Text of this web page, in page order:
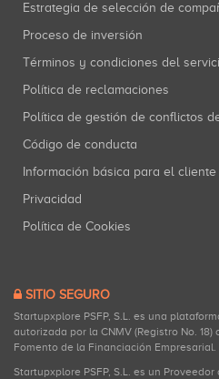
Estrategia de selección de
Proceso de inversión
Términos y condiciones del
Política de reclamaciones
Política de gestión de conflictos
Código de conducta
Información básica para el cliente
Privacidad
Política de Cookies
SITIO SEGURO
Startupxplore PSFP, S.L. es una
autorizada por la CNMV (Registro No. 18)
Fomento de la Financiación Empresarial.
Startupxplore PSFP, S.L. es un